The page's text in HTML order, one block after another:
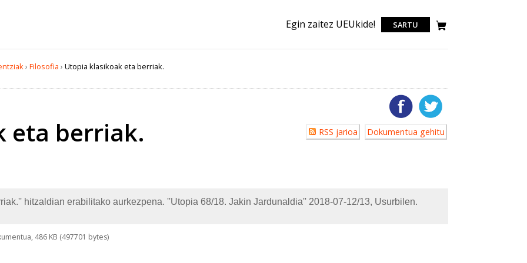
Egin zaitez UEUkide! SARTU
› Filosofia › Utopia klasikoak eta berriak.
Erabiltzailearen
akzioak
RSS jarioa Dokumentua gehitu
eta berriak.
hitzaldian erabilitako aurkezpena. ''Utopia 68/18. Jakin Jardunaldia'' 2018-07-12/13, Usurbilen.
486 KB (497701 bytes)